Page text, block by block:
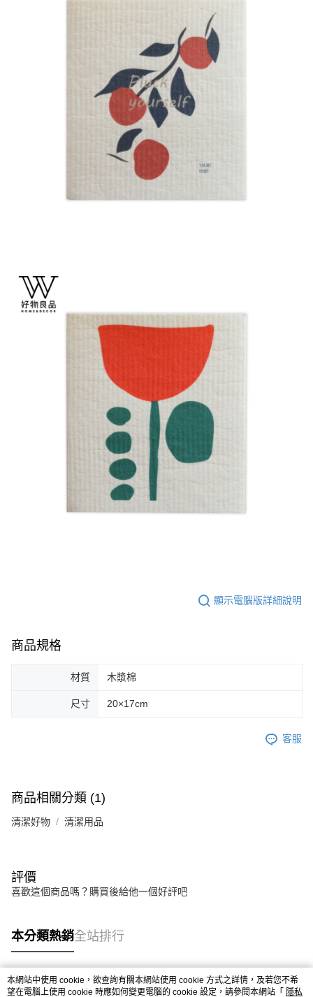
顯示電腦版詳細說明
商品規格
材質 木漿棉
尺寸 20×17cm
客服
商品相關分類 (1)
清潔好物 清潔用品
評價
喜歡這個商品嗎？購買後給他一個好評吧
本分類熱銷全站排行
熱門標籤
本網站中使用 cookie，欲查詢有關本網站使用 cookie 方式之詳情，及若您不希
望在電腦上使用 cookie 時應如何變更電腦的 cookie 設定，請參閱本網站「 隱私